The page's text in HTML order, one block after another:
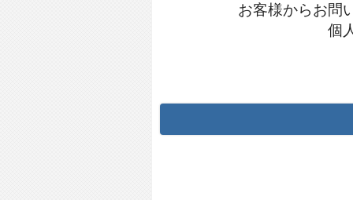
2021年12月08日：北海道北
北海道
東京都世
千葉県松
お客様からお問
個